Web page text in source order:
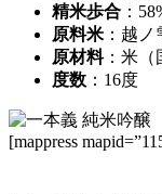
精米歩合 ：
原料米 ：越ノ
原材料：米（
度数 ：16度
[mappress